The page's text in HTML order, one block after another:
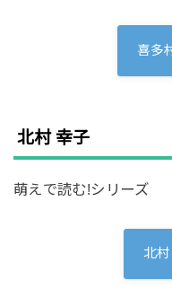
喜多
北村 幸子
萌えで読む!シリーズ
北